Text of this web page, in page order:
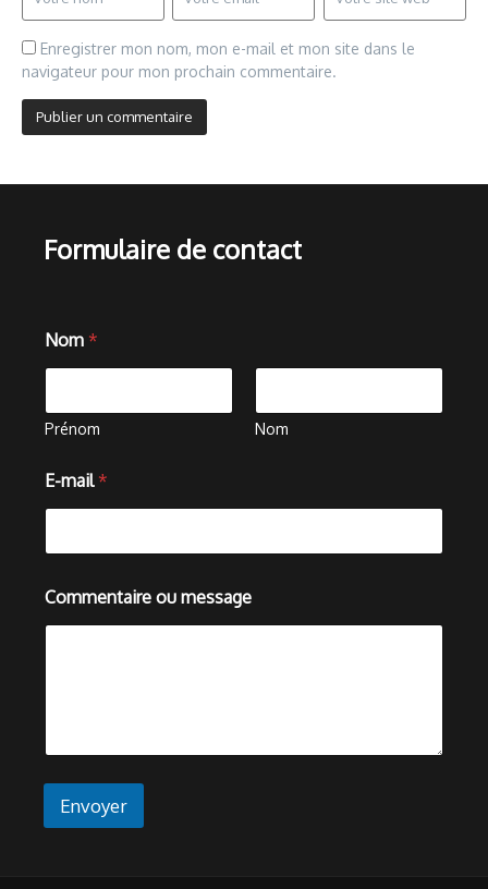
Enregistrer mon nom, mon e-mail et mon site dans le
navigateur pour mon prochain commentaire.
Formulaire de contact
Nom *
Prénom Nom
-
m
i
N
o
m
E-mail *
Commentaire ou message
Envoyer